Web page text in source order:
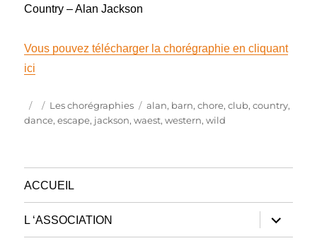
Country – Alan Jackson
Vous pouvez télécharger la chorégraphie en cliquant
ici
Publié
le
Catégories
Les chorégraphies Étiquettes
alan, barn,chore,club,country,
dance,escape, jackson,waest,western,wild
ACCUEIL
L ‘ASSOCIATION
ouvrir
le
sous-